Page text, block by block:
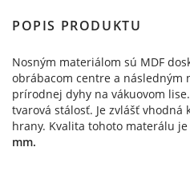
POPIS PRODUKTU
Nosným materiálom sú MDF
obrábacom centre a následným
prírodnej dyhy na vákuovom
tvarová stálosť. Je zvlášť vhodná
hrany. Kvalita tohoto materálu je
mm.